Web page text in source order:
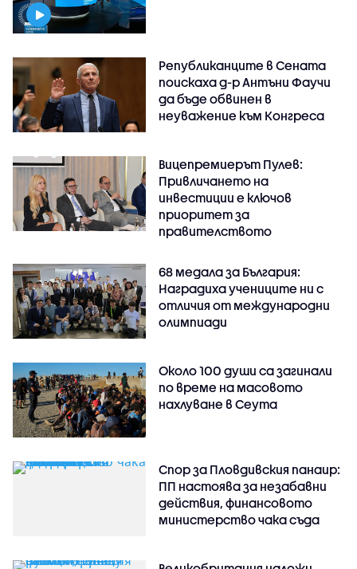
Републиканците в Сената
поискаха д-р Антъни Фаучи
да бъде обвинен в
неуважение към Конгреса
Вицепремиерът Пулев:
Привличането на
инвестиции е ключов
приоритет за
правителството
68 медала за България:
Наградиха учениците ни с
отличия от международни
олимпиади
Около 100 души са загинали
по време на масовото
нахлуване в Сеута
Спор за Пловдивския панаир:
ПП настоява за незабавни
действия, финансовото
министерство чака съда